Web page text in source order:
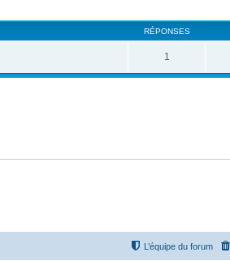
RÉPONSES
1
L’équipe du forum